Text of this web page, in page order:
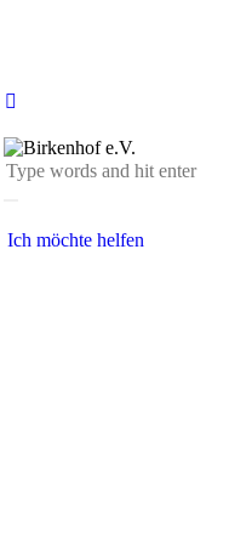
Ich möchte helfen